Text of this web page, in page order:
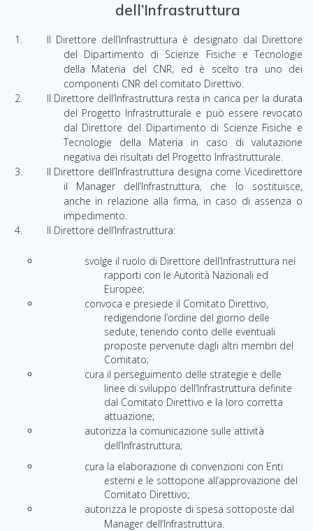
dell’Infrastruttura
II Direttore dell’Infrastruttura è designato dal Direttore
del Dipartimento di Scienze Fisiche e Tecnologie
della Materia del CNR, ed è scelto tra uno dei
componenti CNR del comitato Direttivo.
Il Direttore dell’Infrastruttura resta in carica per la durata
del Progetto Infrastrutturale e può essere revocato
dal Direttore del Dipartimento di Scienze Fisiche e
Tecnologie della Materia in caso di valutazione
negativa dei risultati del Progetto Infrastrutturale.
Il Direttore dell’Infrastruttura designa come Vicedirettore
il Manager dell’Infrastruttura, che Io sostituisce,
anche in relazione alla firma, in caso di assenza o
impedimento.
Il Direttore dell’Infrastruttura:
svolge il ruolo di Direttore dell’Infrastruttura nei
rapporti con le Autorità Nazionali ed
Europee;
convoca e presiede il Comitato Direttivo,
redigendone l’ordine del giorno delle
sedute, tenendo conto delle eventuali
proposte pervenute dagli altri membri del
Comitato;
cura il perseguimento delle strategie e delle
linee di sviluppo dell’Infrastruttura definite
dal Comitato Direttivo e la loro corretta
attuazione;
autorizza la comunicazione sulle attività
dell’Infrastruttura;
cura la elaborazione di convenzioni con Enti
esterni e le sottopone all’approvazione del
Comitato Direttivo;
autorizza le proposte di spesa sottoposte dal
Manager dell’Infrastruttura.